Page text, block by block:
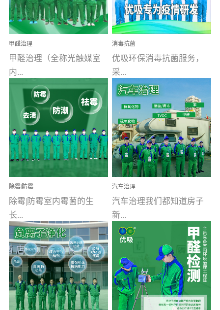
甲醛治理
甲醛治理（全称光触媒室
内...
空气污染净化治理）工业
文明的进步，创造了多姿
多彩的家居产品和生活情
调，但也带来了以甲醛为
首的室内...
消毒抗菌
优吸环保消毒抗菌服务，
采...
用行业公认奥维牌消毒
液，具备杀死人体冠状病
毒的功效，杀菌率
99.99%。相对于传统消毒
液来说，无...
除霉|防霉
除霉|防霉室内霉菌的生
长...
受温度、湿度、基质养
分、通风四个条件影响，
温暖潮湿、营养物质多、
通风缓慢的空间最易滋生
汽车治理
汽车治理我们都知道房子
新...
装修完会有甲醛，其实汽
车的甲醛超标问题更为严
重。汽车的空间范围小，
配件、皮具、装饰多，这